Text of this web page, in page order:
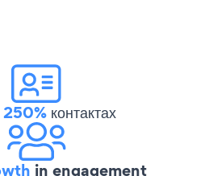
250%контактах
in engagement